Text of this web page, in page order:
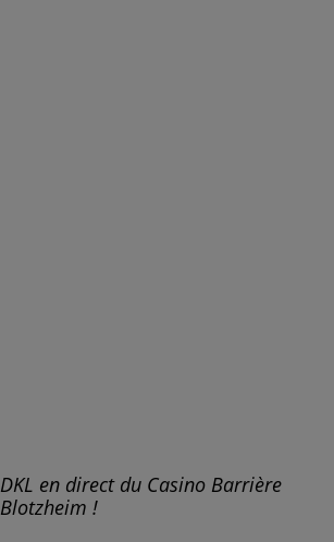
DKL en direct du Casino Barrière
Blotzheim !